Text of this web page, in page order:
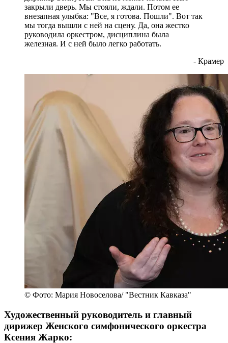
закрыли дверь. Мы стояли, ждали. Потом ее
внезапная улыбка: "Все, я готова. Пошли". Вот так
мы тогда вышли с ней на сцену. Да, она жестко
руководила оркестром, дисциплина была
железная. И с ней было легко работать.
- Крамер
© Фото: Мария Новоселова/ "Вестник Кавказа"
Художественный руководитель и главный
дирижер Женского симфонического оркестра
Ксения Жарко: